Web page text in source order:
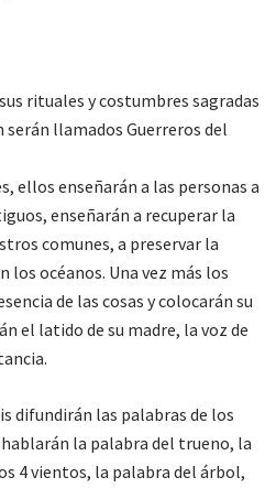
rituales y costumbres sagradas
llamados Guerreros del
ellos enseñarán a las personas a
enseñarán a recuperar la
comunes, a preservar la
los océanos. Una vez más los
de las cosas y colocarán su
el latido de su madre, la voz de
difundirán las palabras de los
la palabra del trueno, la
4 vientos, la palabra del árbol,